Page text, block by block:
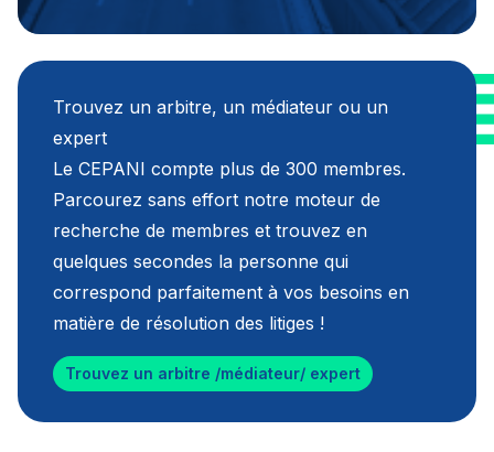
Trouvez un arbitre, un médiateur ou un
expert
Le CEPANI compte plus de 300 membres.
Parcourez sans effort notre moteur de
recherche de membres et trouvez en
quelques secondes la personne qui
correspond parfaitement à vos besoins en
matière de résolution des litiges !
Trouvez un arbitre /médiateur/ expert